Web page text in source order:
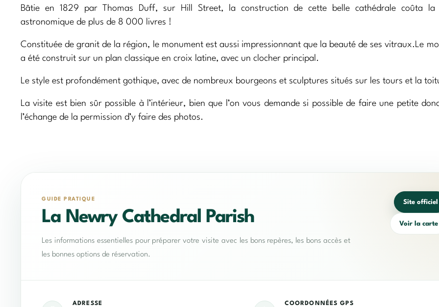
Bâtie en 1829 par Thomas Duff, sur Hill Street, la construction de cette belle cathédrale coûta la
astronomique de plus de 8 000 livres !
Constituée de granit de la région, le monument est aussi impressionnant que la beauté de ses vitraux.Le
a été construit sur un plan classique en croix latine, avec un clocher principal.
Le style est profondément gothique, avec de nombreux bourgeons et sculptures situés sur les tours et la
La visite est bien sûr possible à l’intérieur, bien que l’on vous demande si possible de faire une petite
l’échange de la permission d’y faire des photos.
GUIDE PRATIQUE
La Newry Cathedral Parish
Les informations essentielles pour préparer votre visite avec les bons repères, les bons accès et
les bonnes options de réservation.
Site officiel
Voir la carte
ADRESSE COORDONNÉES GPS